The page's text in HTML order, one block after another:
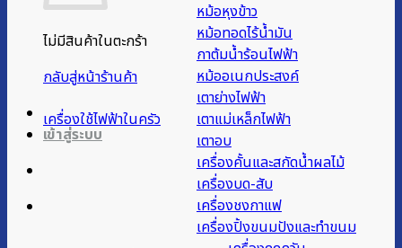
ไม่มีสินค้าในตะกร้า
กลับสู่หน้าร้านค้า
เข้าสู่ระบบ
เครื่องใช้ไฟฟ้าในครัว
หม้อหุงข้าว
หม้อทอดไร้น้ำมัน
กาต้มน้ำร้อนไฟฟ้า
หม้ออเนกประสงค์
เตาย่างไฟฟ้า
เตาแม่เหล็กไฟฟ้า
เตาอบ
เครื่องคั้นและสกัดน้ำผลไม้
เครื่องบด-สับ
เครื่องชงกาแฟ
เครื่องปิ้งขนมปังและทำขนม